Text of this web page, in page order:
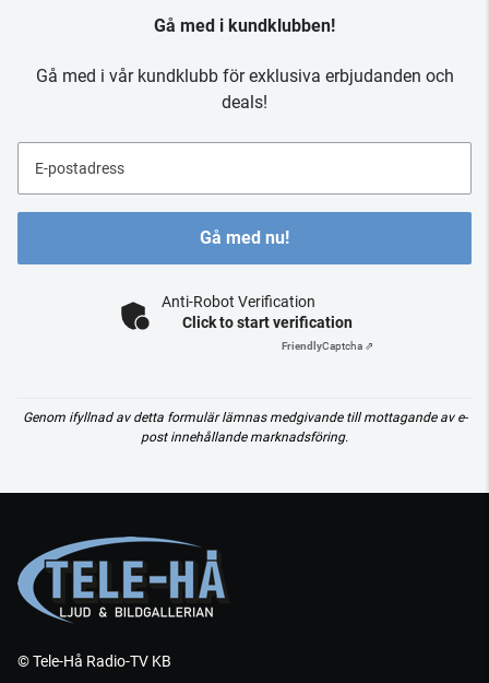
Gå med i kundklubben!
Gå med i vår kundklubb för exklusiva erbjudanden och
deals!
E-postadress
Gå med nu!
Anti-Robot Verification
Click to start verification
FriendlyCaptcha ⇗
Genom ifyllnad av detta formulär lämnas medgivande till mottagande av e-
post innehållande marknadsföring.
© Tele-Hå Radio-TV KB